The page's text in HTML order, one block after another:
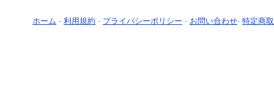
ホーム - 利用規約 - プライバシーポリシー - お問い合わせ- 特定商